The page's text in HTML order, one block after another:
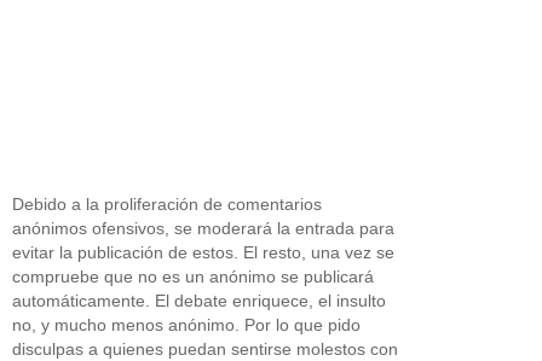
Debido a la proliferación de comentarios
anónimos ofensivos, se moderará la entrada para
evitar la publicación de estos. El resto, una vez se
compruebe que no es un anónimo se publicará
automáticamente. El debate enriquece, el insulto
no, y mucho menos anónimo. Por lo que pido
disculpas a quienes puedan sentirse molestos con